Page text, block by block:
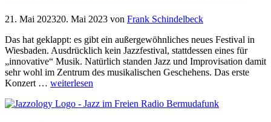
21. Mai 202320. Mai 2023 von Frank Schindelbeck
Das hat geklappt: es gibt ein außergewöhnliches neues Festival in
Wiesbaden. Ausdrücklich kein Jazzfestival, stattdessen eines für
„innovative“ Musik. Natürlich standen Jazz und Improvisation damit
sehr wohl im Zentrum des musikalischen Geschehens. Das erste
Konzert … weiterlesen